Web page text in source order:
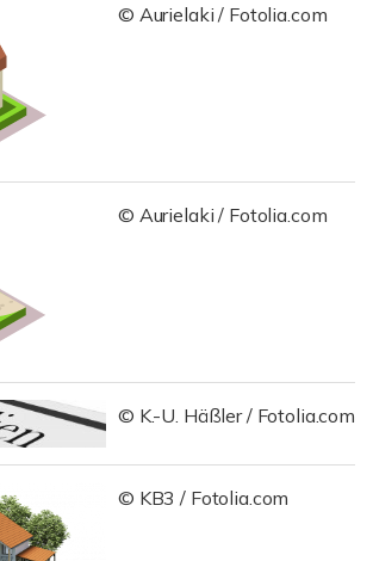
© Aurielaki / Fotolia.com
© Aurielaki / Fotolia.com
© K.-U. Häßler / Fotolia.com
© KB3 / Fotolia.com